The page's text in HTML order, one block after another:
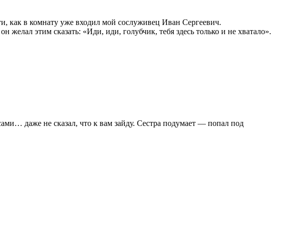
как в комнату уже входил мой сослуживец Иван Сергеевич.
желал этим сказать: «Иди, иди, голубчик, тебя здесь только и не хватало».
даже не сказал, что к вам зайду. Сестра подумает — попал под